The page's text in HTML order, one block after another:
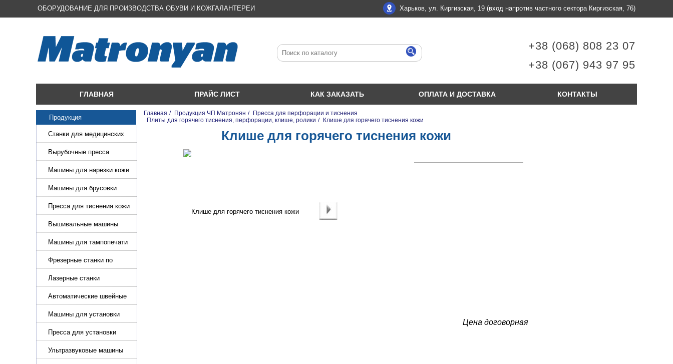
ОБОРУДОВАНИЕ ДЛЯ ПРОИЗВОДСТВА ОБУВИ И КОЖГАЛАНТЕРЕИ Харьков, ул. Киргизская, 19 (вход напротив частного сектора Киргизская, 76)
+38 (068) 808 23 07
+38 (067) 943 97 95
ГЛАВНАЯ ПРАЙС ЛИСТ КАК ЗАКАЗАТЬ ОПЛАТА И ДОСТАВКА КОНТАКТЫ
Продукция
Станки для медицинских
масок
Вырубочные пресса
Машины для нарезки кожи
и стропы
Машины для брусовки
кожи,меха,поролона
Пресса для тиснения кожи
Вышивальные машины
Машины для тампопечати
Фрезерные станки по
металлу
Лазерные станки
Автоматические швейные
машины с программным
управлением
Машины для установки
жемчуга, бусин, заклепок и
фурнитура
Пресса для установки
фурнитуры: блочка,
люверсы, петля
Ультразвуковые машины
для сварки
Главная / Продукция ЧП Матронян / Пресса для перфорации и тиснения
Плиты для горячего тиснения, перфорации, клише, ролики / Клише для горячего тиснения кожи
Клише для горячего тиснения кожи
Цена договорная